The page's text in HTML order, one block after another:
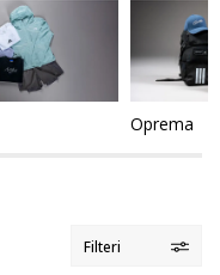
Oprema
Filteri